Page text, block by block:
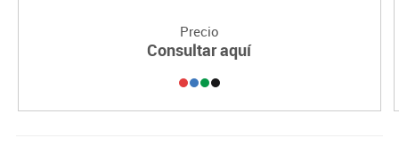
Precio
Consultar aquí